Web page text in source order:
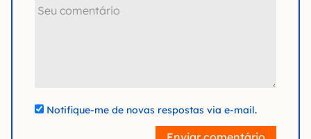
Notifique-me de novas respostas via e-mail.